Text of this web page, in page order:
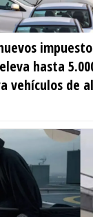
hasta
vehículos de